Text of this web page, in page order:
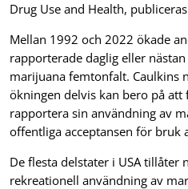
Drug Use and Health,
Mellan 1992 och 2022 ökade
rapporterade daglig eller
marijuana femtonfalt. Caulkins
ökningen delvis kan bero på
rapportera sin användning av
offentliga acceptansen för bruk
De flesta delstater i USA tillåter
rekreationell användning av